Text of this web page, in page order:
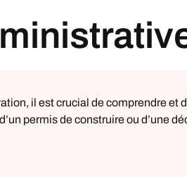
il est crucial de comprendre
permis de construire ou